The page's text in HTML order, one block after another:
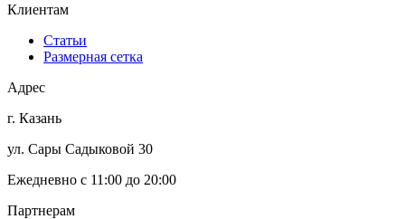
Клиентам
Статьи
Размерная сетка
Адрес
г. Казань
ул. Сары Садыковой 30
Ежедневно с 11:00 до 20:00
Партнерам